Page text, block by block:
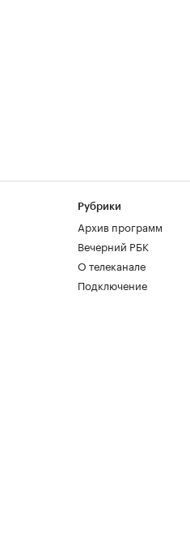
Рубрики
Архив программ
Вечерний РБК
О телеканале
Подключение